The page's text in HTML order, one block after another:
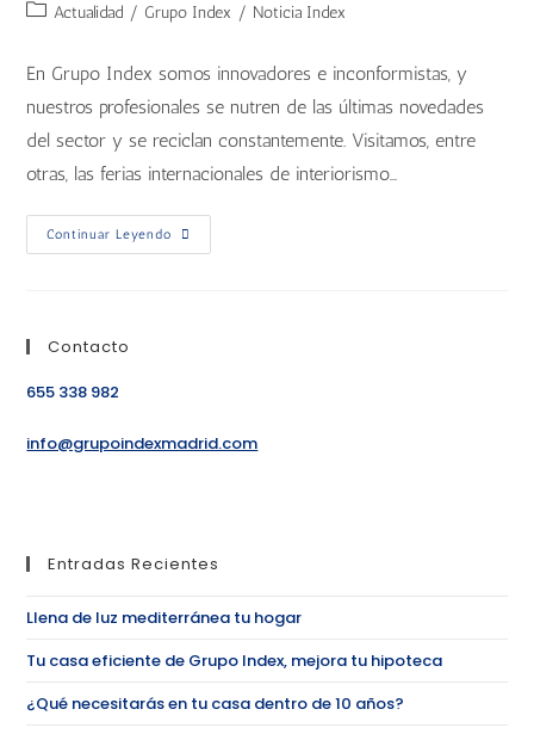
Actualidad / Grupo Index / Noticia Index
En Grupo Index somos innovadores e inconformistas, y
nuestros profesionales se nutren de las últimas novedades
del sector y se reciclan constantemente. Visitamos, entre
otras, las ferias internacionales de interiorismo…
Continuar Leyendo
Contacto
655 338 982
info@grupoindexmadrid.com
Entradas Recientes
Llena de luz mediterránea tu hogar
Tu casa eficiente de Grupo Index, mejora tu hipoteca
¿Qué necesitarás en tu casa dentro de 10 años?